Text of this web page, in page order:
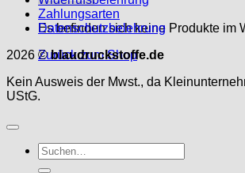
Es befinden sich keine Produkte im
Zurück zum Shop
Zahlungsarten
Datenschutzbelehrung
2026 ©blaudruckstoffe.de
Kein Ausweis der Mwst., da
UStG.
Suche
nach: